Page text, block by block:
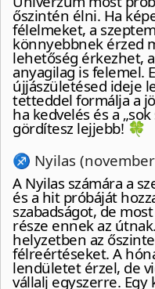
őszintén élni. Ha
félelmeket, a
könnyebbnek érzed
lehetőség érkezhet,
anyagilag is felemel.
újjászületésed ideje
tetteddel formálja a
ha kedvelés és a
gördítesz lejjebb! 🍀
♐ Nyilas
A Nyilas számára a
és a hit próbáját
szabadságot, de
része ennek az
helyzetben az
félreértéseket. A
lendületet érzel, de
vállalj egyszerre. Egy